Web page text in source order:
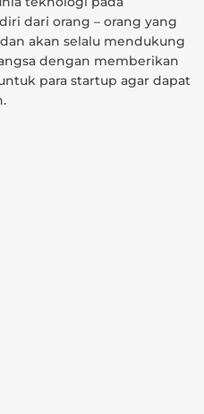
dari orang – orang yang
akan selalu mendukung
dengan memberikan
para startup agar dapat